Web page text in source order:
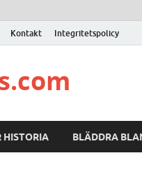
Kontakt Integritetspolicy
HISTORIA BLÄDDRA